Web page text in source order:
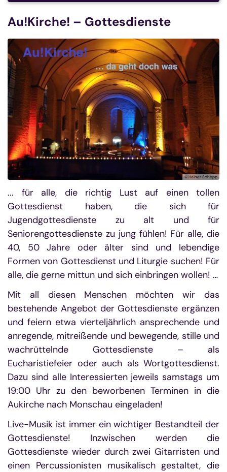
Au!Kirche! – Gottesdienste
© Heiner Schepp
... für alle, die richtig Lust auf einen tollen
Gottesdienst haben, die sich für
Jugendgottesdienste zu alt und für
Seniorengottesdienste zu jung fühlen! Für alle, die
40, 50 Jahre oder älter sind und lebendige
Formen von Gottesdienst und Liturgie suchen! Für
alle, die gerne mittun und sich einbringen wollen! …
Mit all diesen Menschen möchten wir das
bestehende Angebot der Gottesdienste ergänzen
und feiern etwa vierteljährlich ansprechende und
anregende, mitreißende und bewegende, stille und
wachrüttelnde Gottesdienste – als
Eucharistiefeier oder auch als Wortgottesdienst.
Dazu sind alle Interessierten jeweils samstags um
19:00 Uhr zu den beworbenen Terminen in die
Aukirche nach Monschau eingeladen!
Live-Musik ist immer ein wichtiger Bestandteil der
Gottesdienste! Inzwischen werden die
Gottesdienste wieder durch zwei Gitarristen und
einen Percussionisten musikalisch gestaltet, die